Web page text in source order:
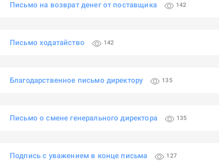
Письмо на возврат денег от поставщика 142
Письмо ходатайство 142
Благодарственное письмо директору 135
Письмо о смене генерального директора 135
Подпись с уважением в конце письма 127